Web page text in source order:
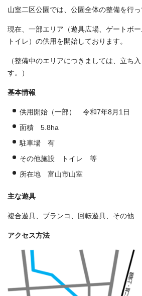
山室二区公園では、公園全体の整備を行っ
現在、一部エリア（遊具広場、ゲートボ
トイレ）の供用を開始しております。
（整備中のエリアにつきましては、立ち
す。）
基本情報
供用開始（一部） 令和7年8月1日
面積 5.8ha
駐車場 有
その他施設 トイレ 等
所在地 富山市山室
主な遊具
複合遊具、ブランコ、回転遊具、その他
アクセス方法